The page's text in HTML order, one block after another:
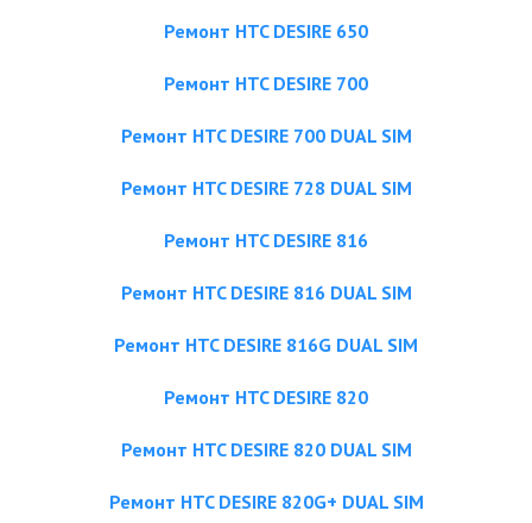
Ремонт HTC DESIRE 650
Ремонт HTC DESIRE 700
Ремонт HTC DESIRE 700 DUAL SIM
Ремонт HTC DESIRE 728 DUAL SIM
Ремонт HTC DESIRE 816
Ремонт HTC DESIRE 816 DUAL SIM
Ремонт HTC DESIRE 816G DUAL SIM
Ремонт HTC DESIRE 820
Ремонт HTC DESIRE 820 DUAL SIM
Ремонт HTC DESIRE 820G+ DUAL SIM